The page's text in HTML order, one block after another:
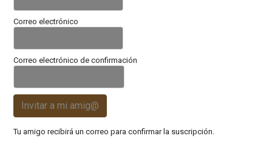
Correo electrónico
Correo electrónico de confirmación
Invitar a mi amig@
Tu amigo recibirá un correo para confirmar la suscripción.